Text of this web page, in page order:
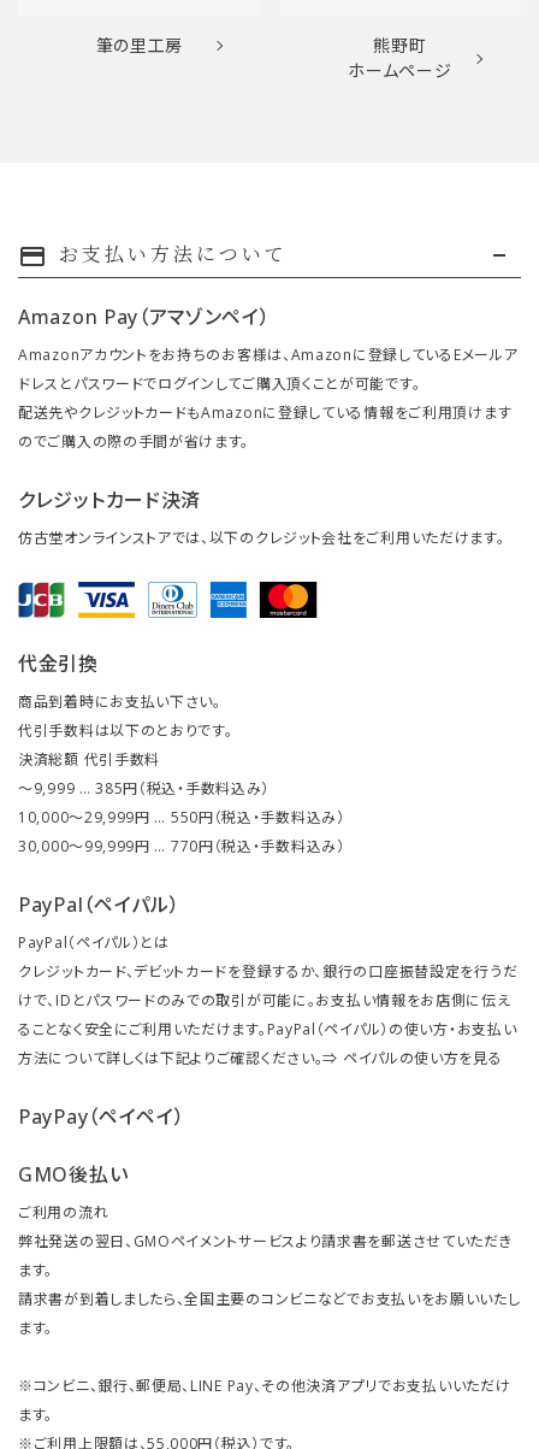
筆の里工房
熊野町
ホームページ
payment お支払い方法について
Amazon Pay（アマゾンペイ）
Amazonアカウントをお持ちのお客様は、Amazonに登録しているEメールア
ドレスとパスワードでログインしてご購入頂くことが可能です。
配送先やクレジットカードもAmazonに登録している情報をご利用頂けます
のでご購入の際の手間が省けます。
クレジットカード決済
仿古堂オンラインストアでは、以下のクレジット会社をご利用いただけます。
代金引換
商品到着時にお支払い下さい。
代引手数料は以下のとおりです。
決済総額 代引手数料
～9,999 … 385円（税込・手数料込み）
10,000～29,999円 … 550円（税込・手数料込み）
30,000～99,999円 … 770円（税込・手数料込み）
PayPal（ペイパル）
PayPal（ペイパル）とは
クレジットカード、デビットカードを登録するか、銀行の口座振替設定を行うだ
けで、IDとパスワードのみでの取引が可能に。お支払い情報をお店側に伝え
ることなく安全にご利用いただけます。PayPal（ペイパル）の使い方・お支払い
方法について詳しくは下記よりご確認ください。⇒ ペイパルの使い方を見る
PayPay（ペイペイ）
GMO後払い
ご利用の流れ
弊社発送の翌日、GMOペイメントサービスより請求書を郵送させていただき
ます。
請求書が到着しましたら、全国主要のコンビニなどでお支払いをお願いいたし
ます。
※コンビニ、銀行、郵便局、LINE Pay、その他決済アプリでお支払いいただけ
ます。
※ご利用上限額は、55,000円（税込）です。